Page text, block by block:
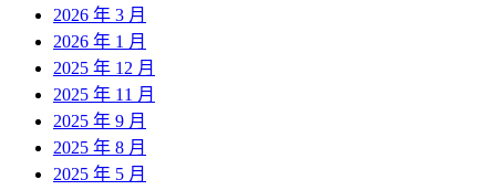
2026 年 3 月
2026 年 1 月
2025 年 12 月
2025 年 11 月
2025 年 9 月
2025 年 8 月
2025 年 5 月